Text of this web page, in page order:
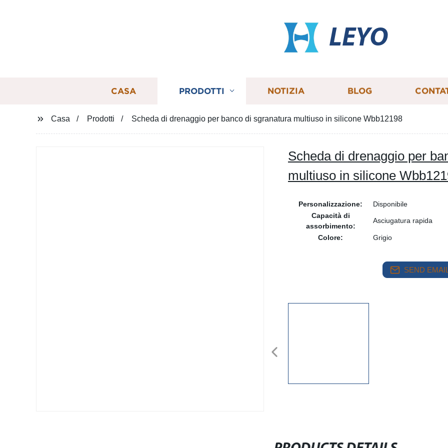
LEYO
CASA PRODOTTI NOTIZIA BLOG
Casa Prodotti Scheda di drenaggio per banco di sgranatura multiuso in silicone Wbb12198
Scheda di drenaggio per
multiuso in silicone
Personalizzazione:
Disponibile
Capacità di
assorbimento:
Asciugatura rapida
Colore: Grigio
SEND